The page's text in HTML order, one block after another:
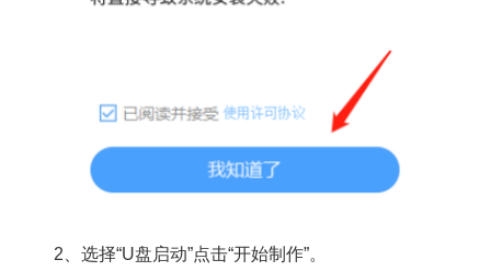
2、选择“U盘启动”点击“开始制作”。